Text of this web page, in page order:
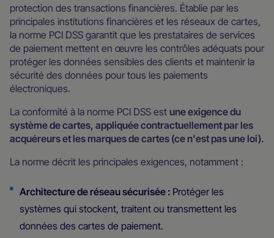
protection des transactions financières. Établie par les
principales institutions financières et les réseaux de cartes,
la norme PCI DSS garantit que les prestataires de services
de paiement mettent en œuvre les contrôles adéquats pour
protéger les données sensibles des clients et maintenir la
sécurité des données pour tous les paiements
électroniques.
La conformité à la norme PCI DSS est une exigence du
système de cartes, appliquée contractuellement par les
acquéreurs et les marques de cartes (ce n'est pas une loi).
La norme décrit les principales exigences, notamment :
Architecture de réseau sécurisée : Protéger les
systèmes qui stockent, traitent ou transmettent les
données des cartes de paiement.